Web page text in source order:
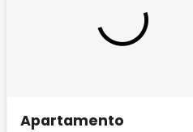
Apartamento